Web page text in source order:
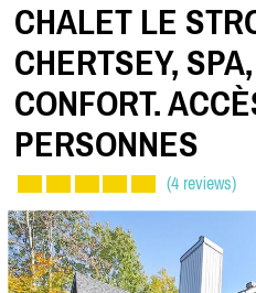
CHALET LE
CHERTSEY, SPA,
CONFORT.
PERSONNES
(4 reviews)